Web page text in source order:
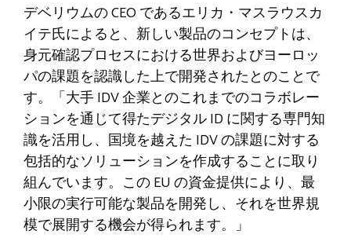
デベリウムの CEO であるエリカ・マスラウスカ
イテ氏によると、新しい製品のコンセプトは、
身元確認プロセスにおける世界およびヨーロッ
パの課題を認識した上で開発されたとのことで
す。「大手 IDV 企業とのこれまでのコラボレー
ションを通じて得たデジタル ID に関する専門知
識を活用し、国境を越えた IDV の課題に対する
包括的なソリューションを作成することに取り
組んでいます。この EU の資金提供により、最
小限の実行可能な製品を開発し、それを世界規
模で展開する機会が得られます。」